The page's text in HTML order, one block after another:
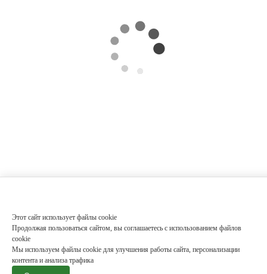
Этот сайт использует файлы cookie
Продолжая пользоваться сайтом, вы соглашаетесь с использованием файлов
cookie
Мы используем файлы cookie для улучшения работы сайта, персонализации
контента и анализа трафика